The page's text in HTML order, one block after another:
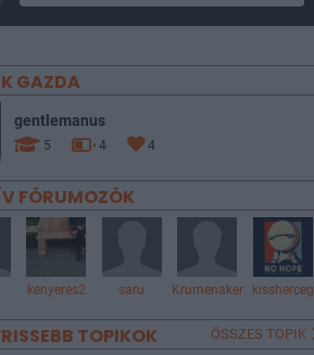
GAZDA
gentlemanus
5 4 4
FÓRUMOZÓK
kenyeres2 saru Krumenaker kissherceg
TOPIKOK ÖSSZES TOPIK